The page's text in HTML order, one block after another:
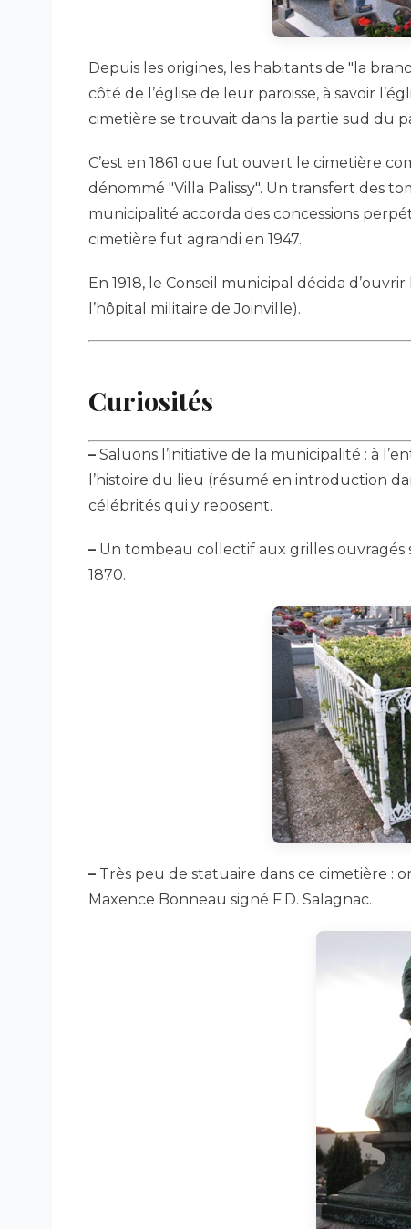
Depuis les origines, les habitants de "la
côté de l’église de leur paroisse, à savoir
cimetière se trouvait dans la partie sud du
C’est en 1861 que fut ouvert le cimetière
dénommé "Villa Palissy". Un transfert des
municipalité accorda des concessions
cimetière fut agrandi en 1947.
En 1918, le Conseil municipal décida
l’hôpital militaire de Joinville).
Curiosités
– Saluons l’initiative de la municipalité : à
l’histoire du lieu (résumé en introduction
célébrités qui y reposent.
– Un tombeau collectif aux grilles
1870.
– Très peu de statuaire dans ce cimetière :
Maxence Bonneau signé F.D. Salagnac.